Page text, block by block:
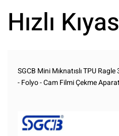
Hızlı
SGCB Mini Mıknatıslı TPU Ragle
- Folyo - Cam Filmi Çekme